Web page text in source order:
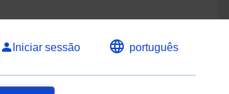
Iniciar sessão português